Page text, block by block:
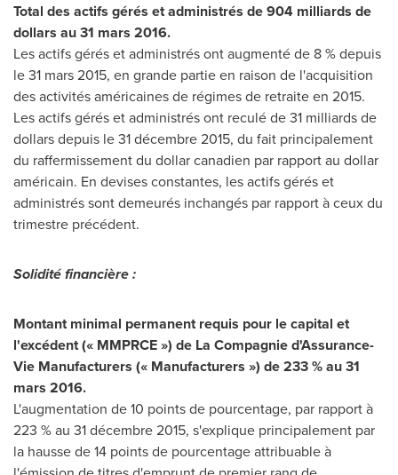
Total des actifs gérés et administrés de 904 milliards de
dollars au 31 mars 2016.
Les actifs gérés et administrés ont augmenté de 8 % depuis
le 31 mars 2015, en grande partie en raison de l'acquisition
des activités américaines de régimes de retraite en 2015.
Les actifs gérés et administrés ont reculé de 31 milliards de
dollars depuis le 31 décembre 2015, du fait principalement
du raffermissement du dollar canadien par rapport au dollar
américain. En devises constantes, les actifs gérés et
administrés sont demeurés inchangés par rapport à ceux du
trimestre précédent.
Solidité financière :
Montant minimal permanent requis pour le capital et
l'excédent (« MMPRCE ») de La Compagnie d'Assurance-
Vie Manufacturers (« Manufacturers ») de 233 % au 31
mars 2016.
L'augmentation de 10 points de pourcentage, par rapport à
223 % au 31 décembre 2015, s'explique principalement par
la hausse de 14 points de pourcentage attribuable à